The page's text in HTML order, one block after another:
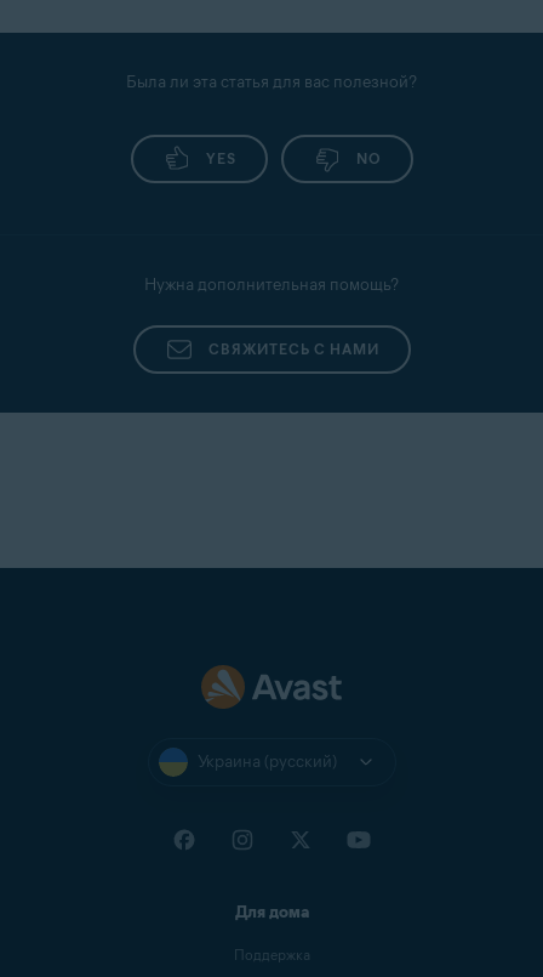
Была ли эта статья для вас полезной?
YES NO
Нужна дополнительная помощь?
СВЯЖИТЕСЬ С НАМИ
Украина (русский)
Для дома
Поддержка